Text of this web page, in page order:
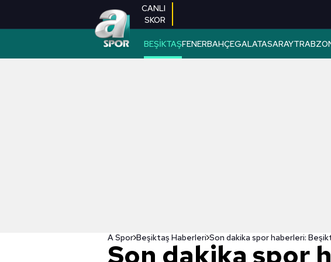
CANLI
SKOR
BEŞİKTAŞFENERBAHÇEGALATASARAY
A Spor Beşiktaş Haberleri
Son dakika spor